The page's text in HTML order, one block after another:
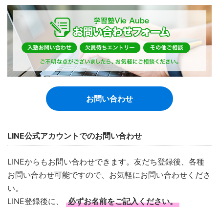
お問い合わせ
LINE公式アカウントでのお問い合わせ
LINEからもお問い合わせできます。友だち登録後、各種
お問い合わせ可能ですので、お気軽にお問い合わせくださ
い。
LINE登録後に、
必ずお名前をご記入ください。